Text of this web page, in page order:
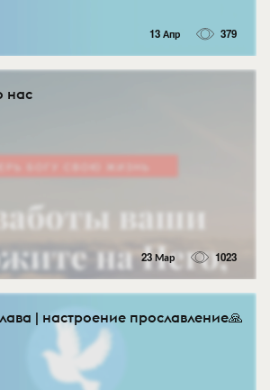
13 Апр 379
нас
23 Мар 1023
| настроение прославление🙏